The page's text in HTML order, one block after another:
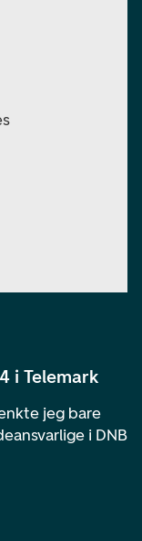
i Telemark
jeg bare
i DNB